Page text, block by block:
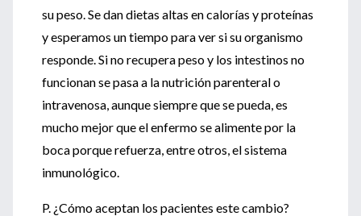
su peso. Se dan dietas altas en calorías y proteínas
y esperamos un tiempo para ver si su organismo
responde. Si no recupera peso y los intestinos no
funcionan se pasa a la nutrición parenteral o
intravenosa, aunque siempre que se pueda, es
mucho mejor que el enfermo se alimente por la
boca porque refuerza, entre otros, el sistema
inmunológico.
P. ¿Cómo aceptan los pacientes este cambio?